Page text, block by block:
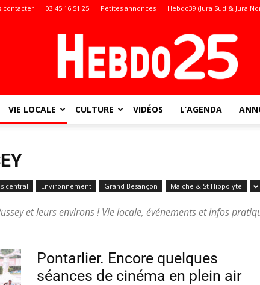
contacter 03 45 16 51 25 Petites annonces Hebdo39 (Jura Sud & Jura
toute
VIE LOCALE CULTURE VIDÉOS L’AGENDA
central Environnement Grand Besançon Maiche & St Hippolyte
et leurs environs ! Vie locale, événements et infos
Pontarlier. Encore quelques
séances de cinéma en plein air